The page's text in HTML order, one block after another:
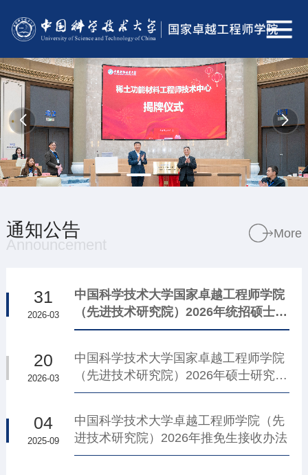
通知公告
Announcement
More
31
2026-03
中国科学技术大学国家卓越工程师学院
（先进技术研究院）2026年统招硕士研
究生建议录取名单的通告
20
2026-03
中国科学技术大学国家卓越工程师学院
（先进技术研究院）2026年硕士研究生
招生复试分数线及复试名单
04
2025-09
中国科学技术大学卓越工程师学院（先
进技术研究院）2026年推免生接收办法